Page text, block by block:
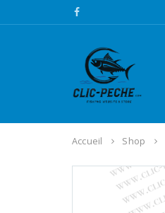
Accueil Shop